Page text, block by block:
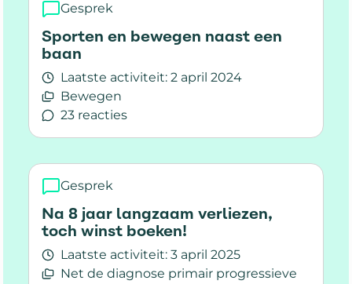
Gesprek
Sporten en bewegen naast een
baan
Laatste activiteit: 2 april 2024
Bewegen
23 reacties
Lees meer over Sporten en bewegen naast
Gesprek
Na 8 jaar langzaam verliezen,
toch winst boeken!
Laatste activiteit: 3 april 2025
Net de diagnose primair progressieve